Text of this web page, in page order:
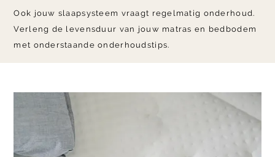
Ook jouw slaapsysteem vraagt regelmatig onderhoud.
Verleng de levensduur van jouw matras en bedbodem
met onderstaande onderhoudstips.